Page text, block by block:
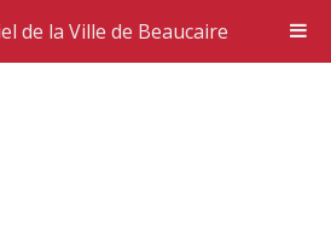
de la Ville de Beaucaire